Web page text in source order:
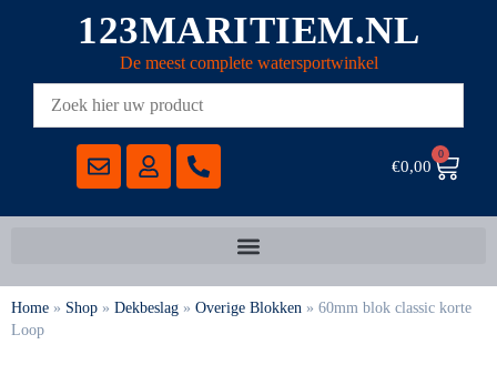
123MARITIEM.NL
De meest complete watersportwinkel
€0,00
0
Home » Shop » Dekbeslag » Overige Blokken » 60mm blok classic korte
Loop